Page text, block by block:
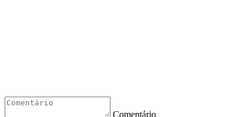
Comentário